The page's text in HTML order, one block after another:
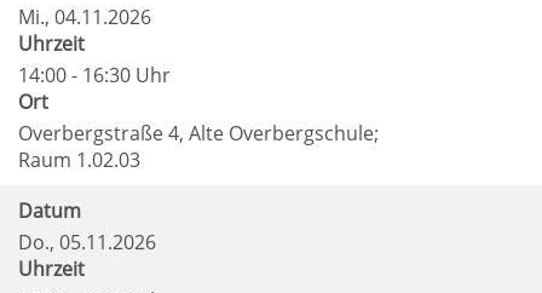
Mi., 04.11.2026
Uhrzeit
14:00 - 16:30 Uhr
Ort
Overbergstraße 4, Alte Overbergschule;
Raum 1.02.03
Datum
Do., 05.11.2026
Uhrzeit